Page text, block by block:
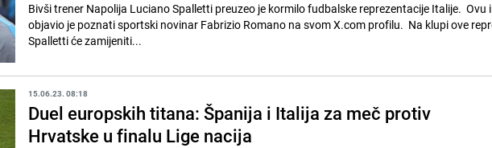
Bivši trener Napolija Luciano Spalletti preuzeo je kormilo fudbalske reprezentacije Italije. Ovu
objavio je poznati sportski novinar Fabrizio Romano na svom X.com profilu. Na klupi ove
Spalletti će zamijeniti...
15.06.23. 08:18
Duel europskih titana: Španija i Italija za meč protiv
Hrvatske u finalu Lige nacija